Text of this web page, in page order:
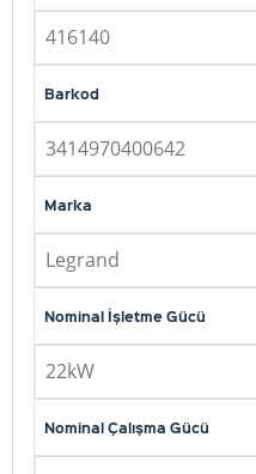
416140
Barkod
3414970400642
Marka
Legrand
Nominal İşletme Gücü
22kW
Nominal Çalışma Gücü